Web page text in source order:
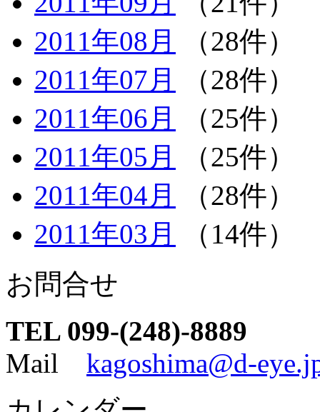
2011年08月
（28件）
2011年07月
（28件）
2011年06月
（25件）
2011年05月
（25件）
2011年04月
（28件）
2011年03月
（14件）
お問合せ
TEL 099-(248)-8889
Mail kagoshima@d-